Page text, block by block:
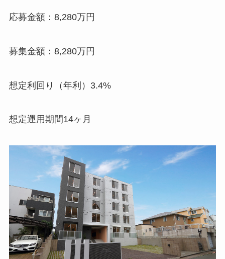
応募金額：8,280万円
募集金額：8,280万円
想定利回り（年利）3.4%
想定運用期間14ヶ月